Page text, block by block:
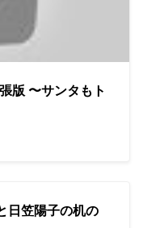
版 〜サンタもト
日笠陽子の机の